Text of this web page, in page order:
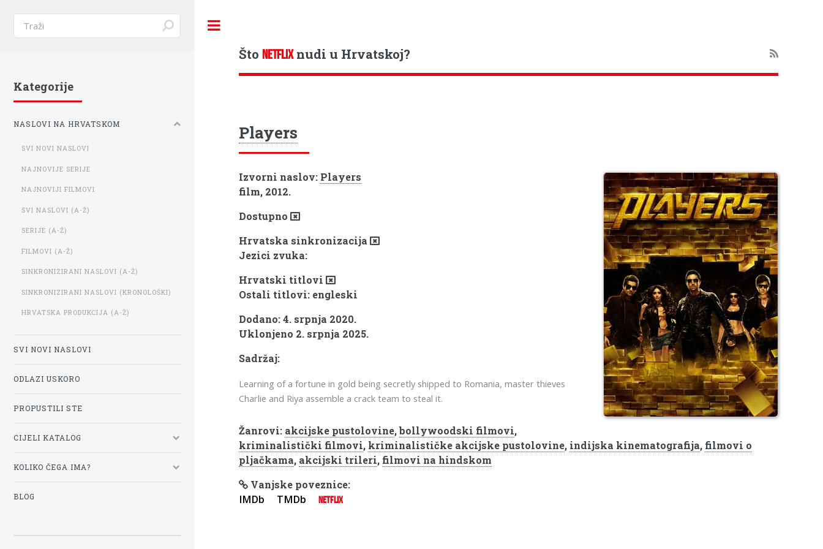
ŠtoNETFLIXnudi u Hrvatskoj?
Players
Izvorni naslov: Players
film, 2012.
Dostupno
Hrvatska sinkronizacija
Jezici zvuka:
Hrvatski titlovi
Ostali titlovi: engleski
Dodano: 4. srpnja 2020.
Uklonjeno 2. srpnja 2025.
Sadržaj:
Learning of a fortune in gold being secretly shipped to Romania, master thieves
Charlie and Riya assemble a crack team to steal it.
Žanrovi: akcijske pustolovine,bollywoodski filmovi,
kriminalistički filmovi, kriminalističke akcijske pustolovine, indijska kinematografija, filmovi o
pljačkama, akcijski trileri, filmovi na hindskom
Vanjske poveznice:
IMDb TMDb NETFLIX
Kategorije
NASLOVI NA HRVATSKOM
SVI NOVI NASLOVI
NAJNOVIJE SERIJE
NAJNOVIJI FILMOVI
SVI NASLOVI (A-Ž)
SERIJE (A-Ž)
FILMOVI (A-Ž)
SINKRONIZIRANI NASLOVI (A-Ž)
SINKRONIZIRANI NASLOVI (KRONOLOŠKI)
HRVATSKA PRODUKCIJA (A-Ž)
SVI NOVI NASLOVI
ODLAZI USKORO
PROPUSTILI STE
CIJELI KATALOG
KOLIKO ČEGA IMA?
BLOG
Toggle